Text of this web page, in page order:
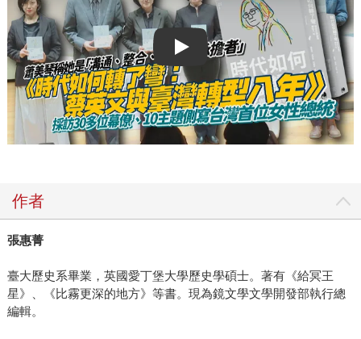
Play video
作者
張惠菁
臺大歷史系畢業，英國愛丁堡大學歷史學碩士。著有《給冥王
星》、《比霧更深的地方》等書。現為鏡文學文學開發部執行總
編輯。